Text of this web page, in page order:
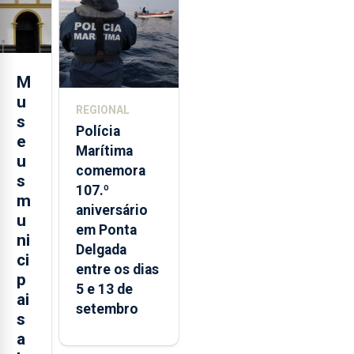
M
u
s
e
u
s
m
u
ni
ci
p
ai
s
a
turística
REGIONAL
Polícia
Marítima
comemora
107.º
aniversário
em Ponta
Delgada
entre os dias
5 e 13 de
setembro